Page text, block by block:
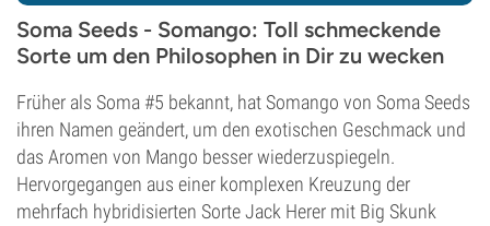
Soma Seeds - Somango: Toll schmeckende
Sorte um den Philosophen in Dir zu wecken
Früher als Soma #5 bekannt, hat Somango von Soma Seeds
ihren Namen geändert, um den exotischen Geschmack und
das Aromen von Mango besser wiederzuspiegeln.
Hervorgegangen aus einer komplexen Kreuzung der
mehrfach hybridisierten Sorte Jack Herer mit Big Skunk